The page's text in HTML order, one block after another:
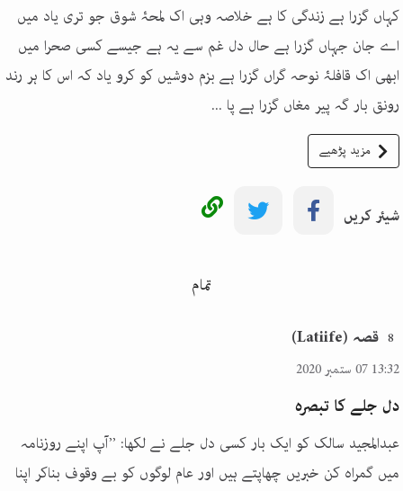
کہاں گزرا ہے زندگی کا ہے خلاصہ وہی اک لمحۂ شوق جو تری یاد میں
اے جان جہاں گزرا ہے حال دل غم سے یہ ہے جیسے کسی صحرا میں
ابھی اک قافلۂ نوحہ گراں گزرا ہے بزم دوشیں کو کرو یاد کہ اس کا ہر رند
رونق بار گہ پیر مغاں گزرا ہے پا ...
مزید پڑھیے
شیئر کریں
تمام
8 قصہ (Latiife)
13:32 07 ستمبر 2020
دل جلے کا تبصرہ
عبدالمجید سالک کو ایک بار کسی دل جلے نے لکھا: ’’آپ اپنے روزنامہ
میں گمراہ کن خبریں چھاپتے ہیں اور عام لوگوں کو بے وقوف بناکر اپنا